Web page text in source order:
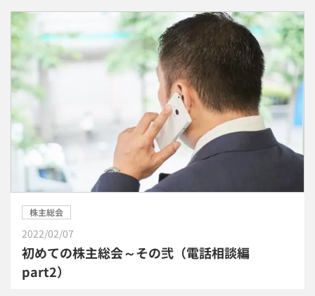
株主総会
2022/02/07
初めての株主総会～その弐（電話相談編
part2）